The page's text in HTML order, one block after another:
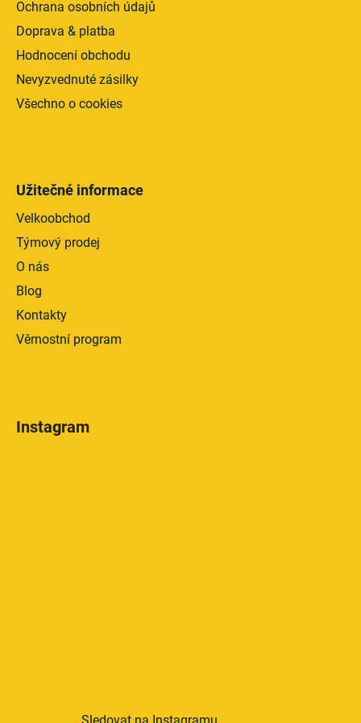
Ochrana osobních údajů
Doprava & platba
Hodnocení obchodu
Nevyzvednuté zásilky
Všechno o cookies
Užitečné informace
Velkoobchod
Týmový prodej
O nás
Blog
Kontakty
Věrnostní program
Instagram
Sledovat na Instagramu